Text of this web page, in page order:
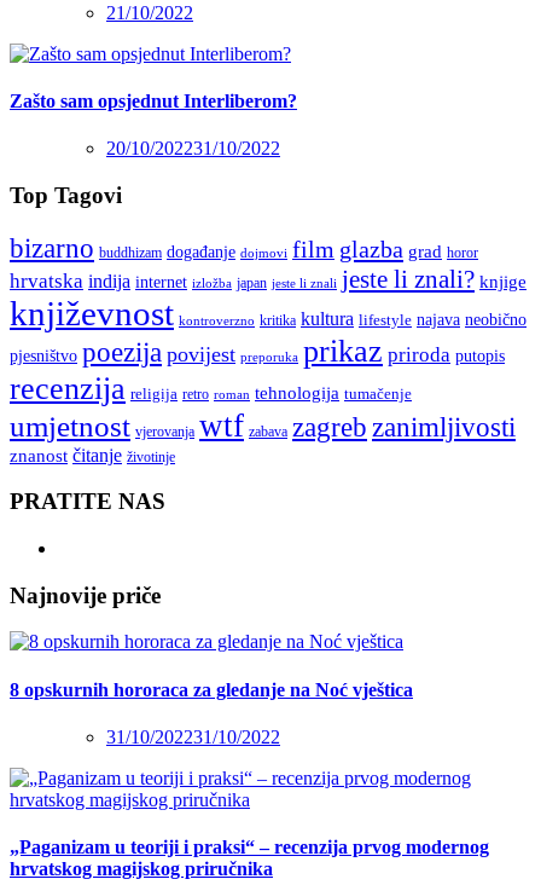
21/10/2022
Zašto sam opsjednut Interliberom?
20/10/202231/10/2022
Top Tagovi
bizarno buddhizam događanje dojmovi film glazba grad horor
hrvatska indija internet izložba japan jeste li znali jeste li znali? knjige
književnost kontroverzno kritika kultura lifestyle najava neobično
pjesništvo poezija povijest preporuka prikaz priroda putopis
recenzija religija retro roman tehnologija tumačenje
umjetnost vjerovanja wtf zabava zagreb zanimljivosti
znanost čitanje životinje
PRATITE NAS
Najnovije priče
8 opskurnih hororaca za gledanje na Noć vještica
31/10/202231/10/2022
„Paganizam u teoriji i praksi“ – recenzija prvog modernog
hrvatskog magijskog priručnika